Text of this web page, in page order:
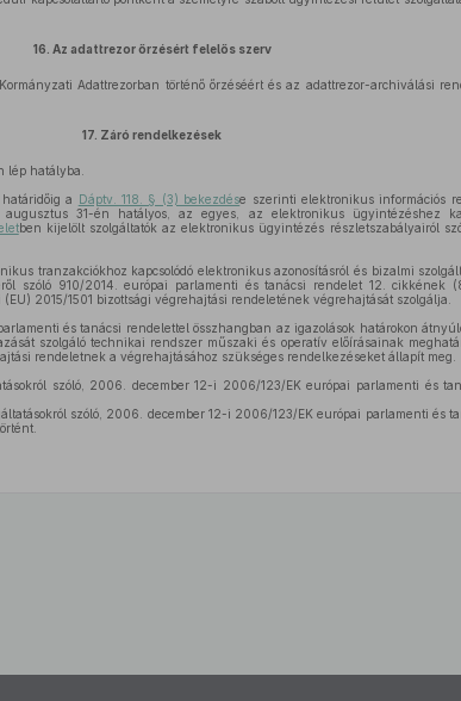
16. Az adattrezor őrzésért felelős szerv
Adattrezorban történő őrzéséért és az adattrezor-archiválási
17. Záró rendelkezések
lép hatályba.
a Dáptv. 118. § (3) bekezdése szerinti elektronikus információs
31-én hatályos, az egyes, az elektronikus ügyintézéshez
ben kijelölt szolgáltatók az elektronikus ügyintézés részletszabályairól
tranzakciókhoz kapcsolódó elektronikus azonosításról és bizalmi
szóló 910/2014. európai parlamenti és tanácsi rendelet 12. cikkének
2015/1501 bizottsági végrehajtási rendeletének végrehajtását szolgálja.
és tanácsi rendelettel összhangban az igazolások határokon
szolgáló technikai rendszer műszaki és operatív előírásainak
rendeletnek a végrehajtásához szükséges rendelkezéseket állapít meg.
szóló, 2006. december 12-i 2006/123/EK európai parlamenti és
szóló, 2006. december 12-i 2006/123/EK európai parlamenti és